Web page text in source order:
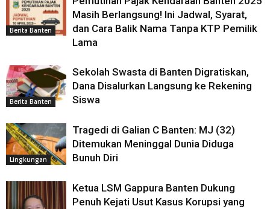
Berita Banten
Masih Berlangsung! Ini Jadwal, Syarat,
dan Cara Balik Nama Tanpa KTP Pemilik
Lama
Berita Banten
Sekolah Swasta di Banten Digratiskan,
Dana Disalurkan Langsung ke Rekening
Siswa
Lingkungan
Tragedi di Galian C Banten: MJ (32)
Ditemukan Meninggal Dunia Diduga
Bunuh Diri
Ketua LSM Gappura Banten Dukung
Penuh Kejati Usut Kasus Korupsi yang